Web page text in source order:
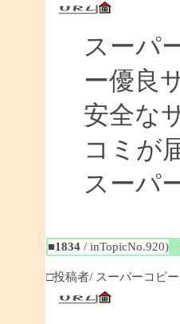
スーパ
ー優良
安全な
コミが
スーパ
■1834/ inTopicNo.920)
□投稿者/ スーパーコピー